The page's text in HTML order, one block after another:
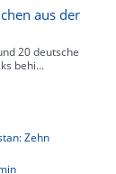
aus der
20 deutsche
behi...
Zehn